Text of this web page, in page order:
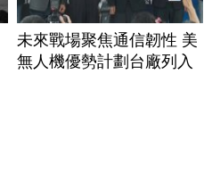
未來戰場聚焦通信韌性 美
無人機優勢計劃台廠列入